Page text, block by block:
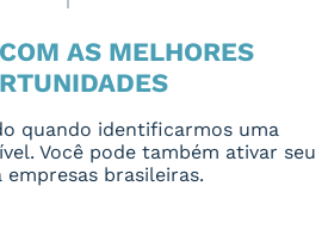
AS MELHORES
quando identificarmos uma
Você pode também ativar seu
brasileiras.